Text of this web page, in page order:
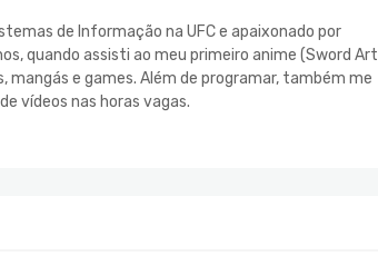
de Informação na UFC e apaixonado por
quando assisti ao meu primeiro anime (Sword Art
mangás e games. Além de programar, também me
vídeos nas horas vagas.